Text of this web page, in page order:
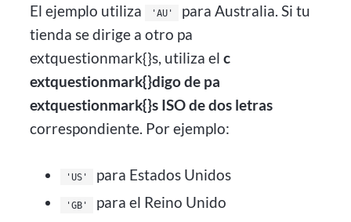
El ejemplo utiliza 'AU'
para Australia. Si tu
tienda se dirige a otro pa
extquestionmark{}s, utiliza elc
extquestionmark{}digo de pa
extquestionmark{}s ISO de dos letras
correspondiente. Por ejemplo:
'US' para Estados Unidos
'GB' para el Reino Unido